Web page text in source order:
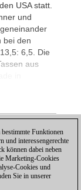
USA statt.
und
bei den
6,5. Die
aus
Funktionen
und interessengerechte
können dabei neben
Marketing-Cookies
Cookies und
Sie in unserer